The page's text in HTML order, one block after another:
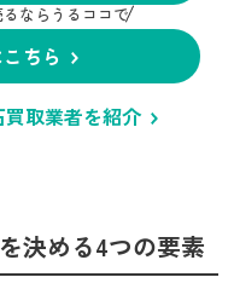
ならうるココで
ちら
取業者を紹介
決める4つの要素